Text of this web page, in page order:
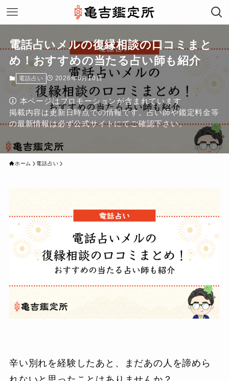
電話占いメルの復縁相談の口コミまと
め！おすすめの当たる占い師も紹介
電話占い 2026年6月10日
本ページはプロモーションが含まれています
掲載内容は更新日時点での情報です。占い師や鑑定料金等
の最新情報は必ず公式サイトにてご確認下さい。
ホーム 電話占い
辛い別れを経験したあと、まだあの人を諦めら